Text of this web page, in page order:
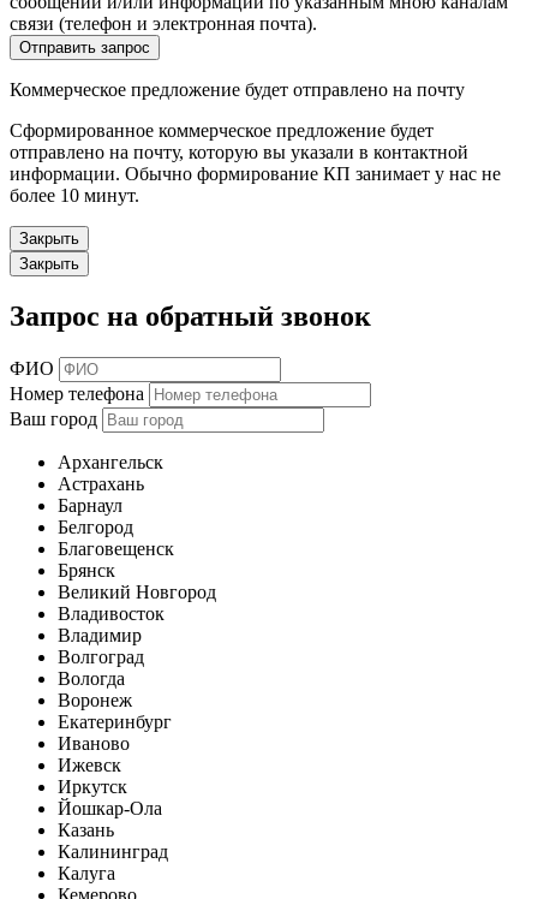
связи (телефон и электронная почта).
Отправить запрос
Коммерческое предложение будет отправлено на почту
Сформированное коммерческое предложение будет
отправлено на почту, которую вы указали в контактной
информации. Обычно формирование КП занимает у нас не
более 10 минут.
Закрыть
Закрыть
Запрос на обратный звонок
ФИО
Номер телефона
Ваш город
Архангельск
Астрахань
Барнаул
Белгород
Благовещенск
Брянск
Великий Новгород
Владивосток
Владимир
Волгоград
Вологда
Воронеж
Екатеринбург
Иваново
Ижевск
Иркутск
Йошкар-Ола
Казань
Калининград
Калуга
Кемерово